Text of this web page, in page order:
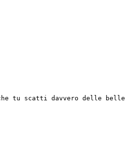
che tu scatti davvero delle